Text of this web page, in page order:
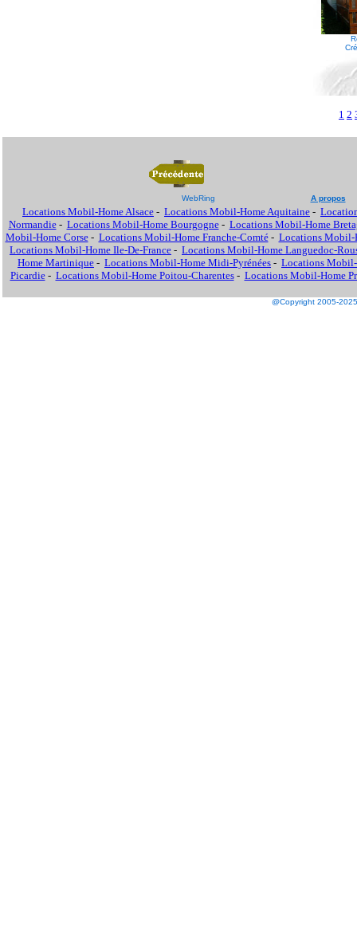
1 2
WebRing A propos
Locations Mobil-Home Alsace - Locations Mobil-Home Aquitaine -
Normandie- Locations Mobil-Home Bourgogne- Locations Mobil-Home
Mobil-Home Corse- Locations Mobil-Home Franche-Comté- Locations Mobil-
Locations Mobil-Home Ile-De-France - Locations Mobil-Home Languedoc-
Home Martinique - Locations Mobil-Home Midi-Pyrénées - Locations Mobil-
Picardie- Locations Mobil-Home Poitou-Charentes- Locations Mobil-Home
@Copyright 2005-